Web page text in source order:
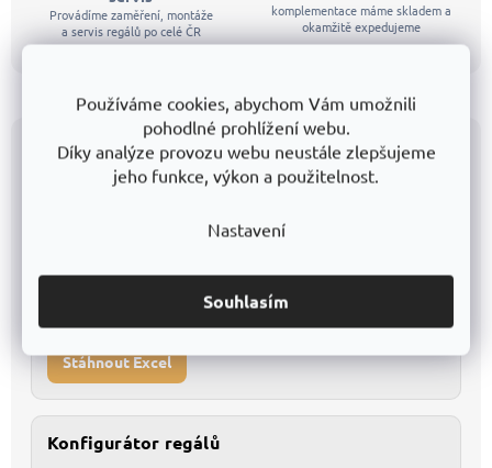
Používáme cookies, abychom Vám umožnili
pohodlné prohlížení webu.
Díky analýze provozu webu neustále zlepšujeme
jeho funkce, výkon a použitelnost.
Nastavení
Souhlasím
Provádíme zaměření, montáže
a servis regálů po celé ČR
komplementace máme skladem a
okamžitě expedujeme
Všechny modely přehledně v katalogu
Snadné filtrování a vlastní úpravy
Stáhnout Excel
Konfigurátor regálů